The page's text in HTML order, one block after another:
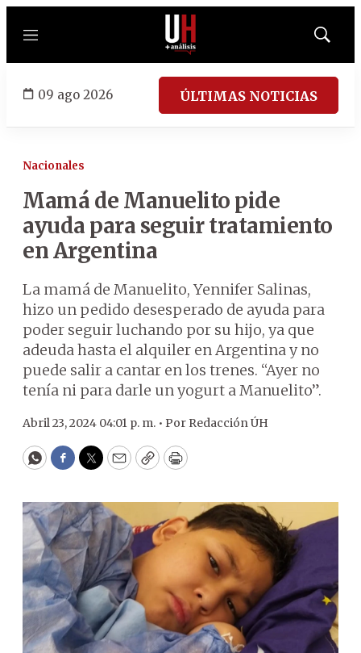
Menú
Mostrar
09 ago 2026 ÚLTIMAS NOTICIAS
Nacionales
Mamá de Manuelito pide
ayuda para seguir tratamiento
en Argentina
La mamá de Manuelito, Yennifer Salinas,
hizo un pedido desesperado de ayuda para
poder seguir luchando por su hijo, ya que
adeuda hasta el alquiler en Argentina y no
puede salir a cantar en los trenes. “Ayer no
tenía ni para darle un yogurt a Manuelito”.
Abril 23, 2024 04:01 p. m. • Por Redacción ÚH
WhatsApp
Facebook
Twitter
EmailCopyPrint